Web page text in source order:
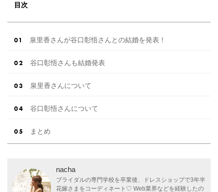
目次
泉里香さんが谷口彰悟さんとの結婚を発表！
谷口彰悟さんも結婚発表
泉里香さんについて
谷口彰悟さんについて
まとめ
nacha
ブライダルの専門学校を卒業後、ドレスショップで3年半
花嫁さまをコーディネート♡ Web業界などを経験したの